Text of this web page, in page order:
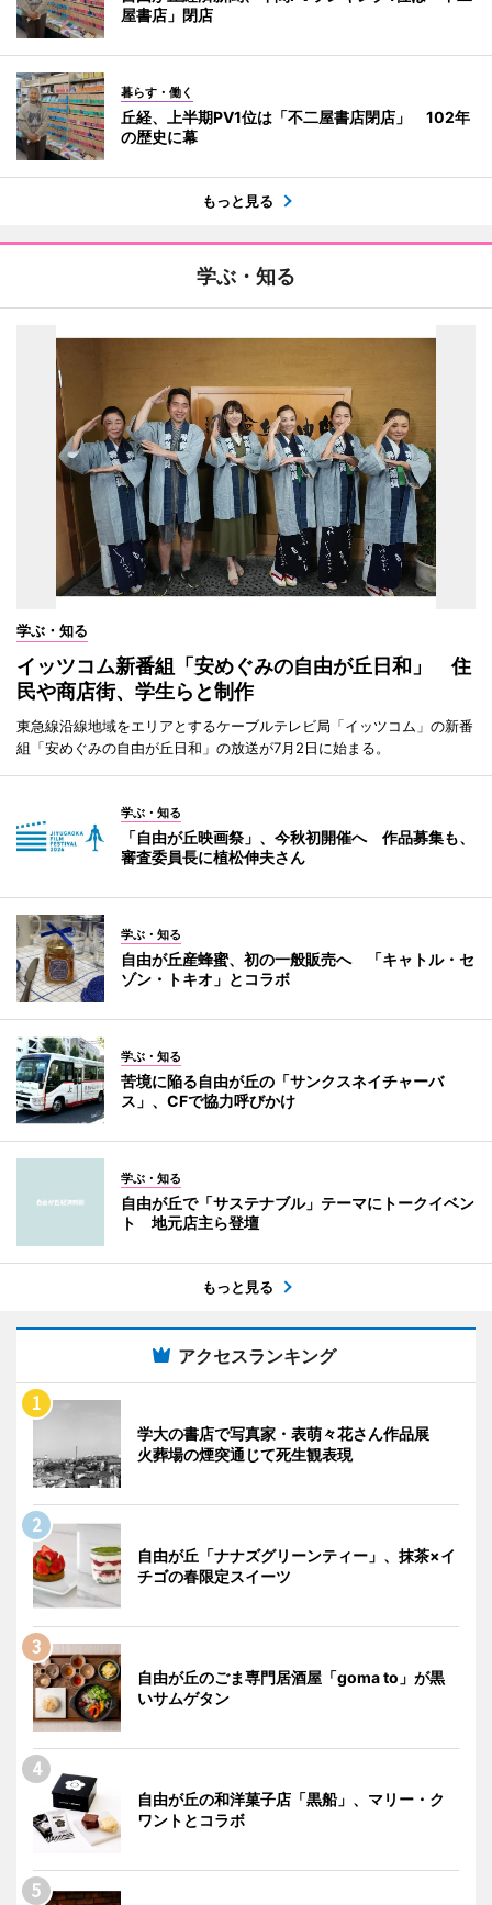
屋書店」閉店
暮らす・働く
丘経、上半期PV1位は「不二屋書店閉店」 102年
の歴史に幕
もっと見る
学ぶ・知る
学ぶ・知る
イッツコム新番組「安めぐみの自由が丘日和」 住
民や商店街、学生らと制作
東急線沿線地域をエリアとするケーブルテレビ局「イッツコム」の新番
組「安めぐみの自由が丘日和」の放送が7月2日に始まる。
学ぶ・知る
「自由が丘映画祭」、今秋初開催へ 作品募集も、
審査委員長に植松伸夫さん
学ぶ・知る
自由が丘産蜂蜜、初の一般販売へ 「キャトル・セ
ゾン・トキオ」とコラボ
学ぶ・知る
苦境に陥る自由が丘の「サンクスネイチャーバ
ス」、CFで協力呼びかけ
学ぶ・知る
自由が丘で「サステナブル」テーマにトークイベン
ト 地元店主ら登壇
もっと見る
アクセスランキング
学大の書店で写真家・表萌々花さん作品展
火葬場の煙突通じて死生観表現
自由が丘「ナナズグリーンティー」、抹茶×イ
チゴの春限定スイーツ
自由が丘のごま専門居酒屋「goma to」が黒
いサムゲタン
自由が丘の和洋菓子店「黒船」、マリー・ク
ワントとコラボ